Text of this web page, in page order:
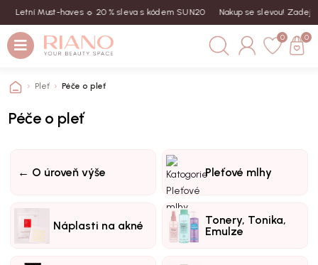
Must-haves ☼ 20 % sleva s kódem SUN20 Nakup se slevou! Zadej kód
0 0
Pleť Péče o pleť
Péče o pleť
← O úroveň výše Pleťové mlhy
Náplasti na akné
Tonery, Tonika,
Emulze